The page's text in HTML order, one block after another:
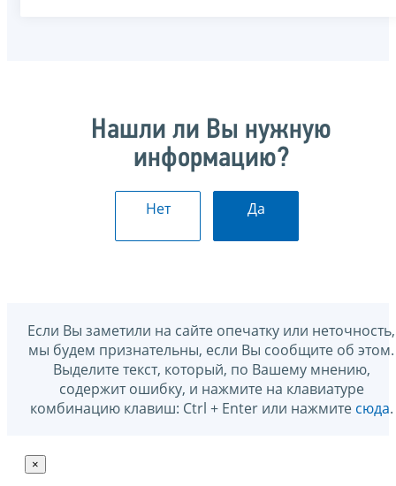
Нашли ли Вы нужную
информацию?
Нет Да
Если Вы заметили на сайте опечатку или неточность,
мы будем признательны, если Вы сообщите об этом.
Выделите текст, который, по Вашему мнению,
содержит ошибку, и нажмите на клавиатуре
комбинацию клавиш: Ctrl + Enter или нажмите сюда.
×